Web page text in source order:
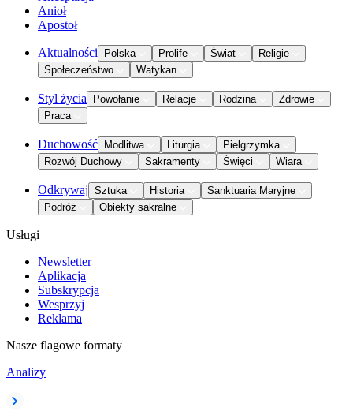
Anioł
Apostoł
Aktualności Polska Prolife Świat
Religie
Społeczeństwo
Watykan
Styl życia Powołanie Relacje Rodzina
Zdrowie
Praca
Duchowość Modlitwa Liturgia
Pielgrzymka
Rozwój Duchowy
Sakramenty Święci Wiara
Odkrywaj Sztuka Historia
Sanktuaria Maryjne
Podróż
Obiekty sakralne
Usługi
Newsletter
Aplikacja
Subskrypcja
Wesprzyj
Reklama
Nasze flagowe formaty
Analizy